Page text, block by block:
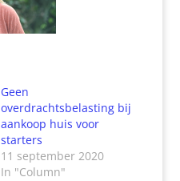
Geen
overdrachtsbelasting bij
aankoop huis voor
starters
11 september 2020
In "Column"